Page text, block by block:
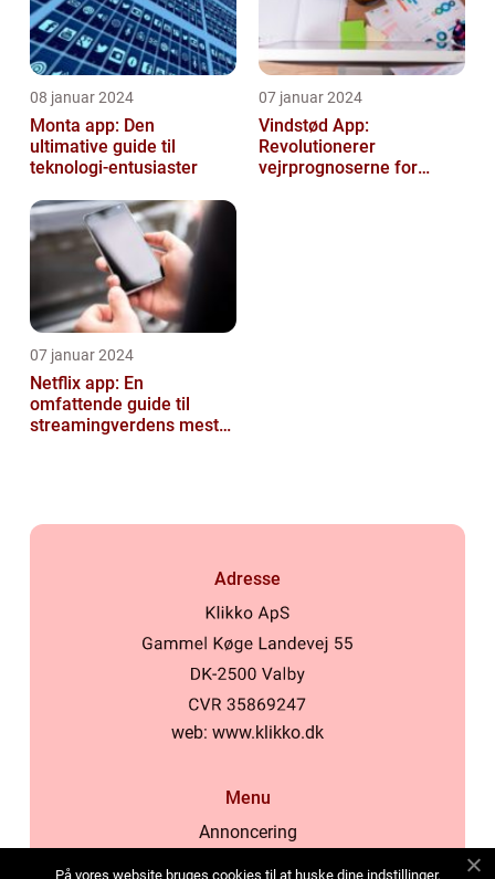
08 januar 2024
Monta app: Den
ultimative guide til
teknologi-entusiaster
07 januar 2024
Vindstød App:
Revolutionerer
vejrprognoserne for
07 januar 2024
Netflix app: En
omfattende guide til
streamingverdens mest
Adresse
web: www.klikko.dk
Menu
Annoncering
På vores website bruges cookies til at huske dine indstillinger,